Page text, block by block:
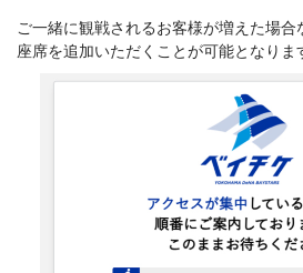
ご一緒に観戦されるお客様が増えた場
座席を追加いただくことが可能となりま